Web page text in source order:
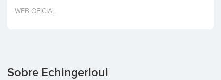
Invertir
WEB OFICIAL
Sobre Echingerloui